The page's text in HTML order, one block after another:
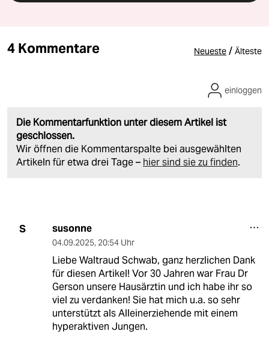
4 Kommentare Neueste / Älteste
Die Kommentarfunktion unter diesem Artikel ist
geschlossen.
Wir öffnen die Kommentarspalte bei ausgewählten
Artikeln für etwa drei Tage – hier sind sie zu finden.
einloggen
S susonne
04.09.2025, 20:54 Uhr
Liebe Waltraud Schwab, ganz herzlichen Dank
für diesen Artikel! Vor 30 Jahren war Frau Dr
Gerson unsere Hausärztin und ich habe ihr so
viel zu verdanken! Sie hat mich u.a. so sehr
unterstützt als Alleinerziehende mit einem
hyperaktiven Jungen.